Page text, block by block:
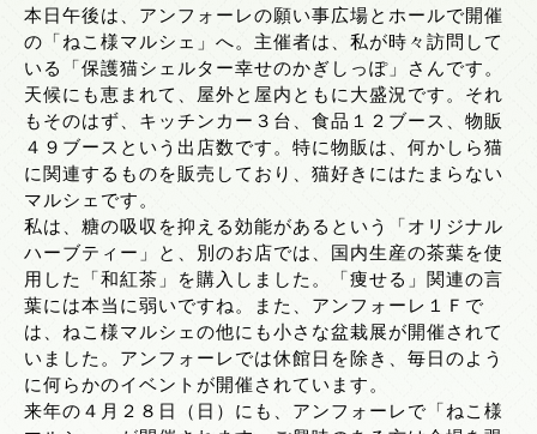
本日午後は、アンフォーレの願い事広場とホールで開催
の「ねこ様マルシェ」へ。主催者は、私が時々訪問して
いる「保護猫シェルター幸せのかぎしっぽ」さんです。
天候にも恵まれて、屋外と屋内ともに大盛況です。それ
もそのはず、キッチンカー３台、食品１２ブース、物販
４９ブースという出店数です。特に物販は、何かしら猫
に関連するものを販売しており、猫好きにはたまらない
マルシェです。
私は、糖の吸収を抑える効能があるという「オリジナル
ハーブティー」と、別のお店では、国内生産の茶葉を使
用した「和紅茶」を購入しました。「痩せる」関連の言
葉には本当に弱いですね。また、アンフォーレ１Ｆで
は、ねこ様マルシェの他にも小さな盆栽展が開催されて
いました。アンフォーレでは休館日を除き、毎日のよう
に何らかのイベントが開催されています。
来年の４月２８日（日）にも、アンフォーレで「ねこ様